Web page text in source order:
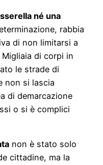
né una
rabbia
di non limitarsi a
di corpi in
le strade di
non si lascia
di demarcazione
o si è complici
non è stato solo
cittadine, ma la